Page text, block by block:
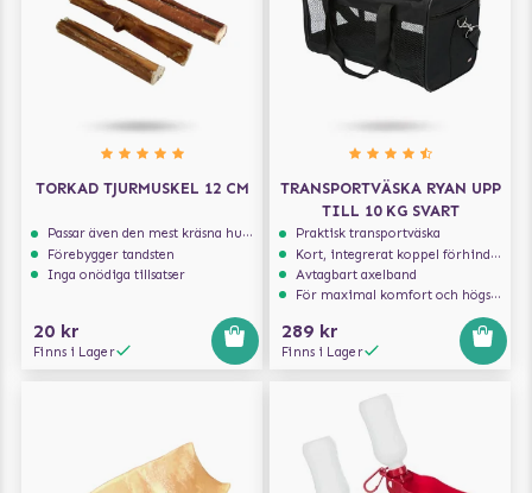
TORKAD TJURMUSKEL 12 CM
Passar även den mest kräsna hunden
Förebygger tandsten
Inga onödiga tillsatser
20 kr
Finns i Lager
TRANSPORTVÄSKA RYAN UPP
TILL 10 KG SVART
Praktisk transportväska
Kort, integrerat koppel förhindrar att hunden hoppar ur
Avtagbart axelband
För maximal komfort och högsta säkerhet
289 kr
Finns i Lager